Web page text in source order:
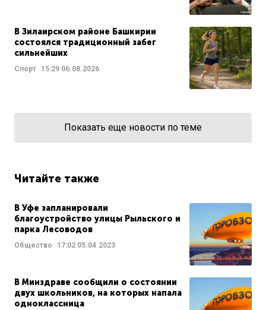
В Зилаирском районе Башкирии
состоялся традиционный забег
сильнейших
Спорт 15:29 06.08.2026
Показать еще новости по теме
Читайте также
В Уфе запланировали
благоустройство улицы Рыльского и
парка Лесоводов
Общество 17:02 05.04.2023
В Минздраве сообщили о состоянии
двух школьников, на которых напала
одноклассница